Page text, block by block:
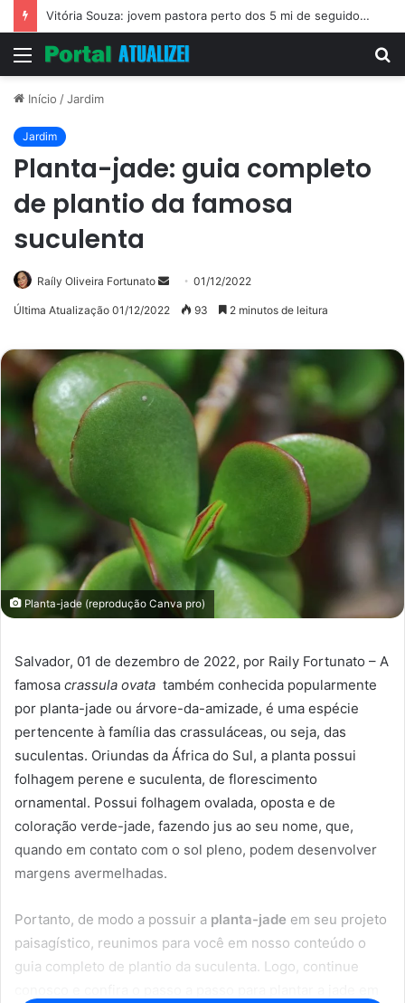
Vitória Souza: jovem pastora perto dos 5 mi de seguidores na web
Menu
Início /Jardim
Jardim
Planta-jade: guia completo
de plantio da famosa
suculenta
Raíly Oliveira Fortunato
Mande01/12/2022
Última Atualização 01/12/2022 93 2 minutos de leitura
Planta-jade (reprodução Canva pro)
Salvador, 01 de dezembro de 2022, por Raily Fortunato – A
famosa crassula ovata também conhecida popularmente
por planta-jade ou árvore-da-amizade, é uma espécie
pertencente à família das crassuláceas, ou seja, das
suculentas. Oriundas da África do Sul, a planta possui
folhagem perene e suculenta, de florescimento
ornamental. Possui folhagem ovalada, oposta e de
coloração verde-jade, fazendo jus ao seu nome, que,
quando em contato com o sol pleno, podem desenvolver
margens avermelhadas.
Portanto, de modo a possuir a planta-jade em seu projeto
paisagístico, reunimos para você em nosso conteúdo o
guia completo de plantio da suculenta. Logo, continue